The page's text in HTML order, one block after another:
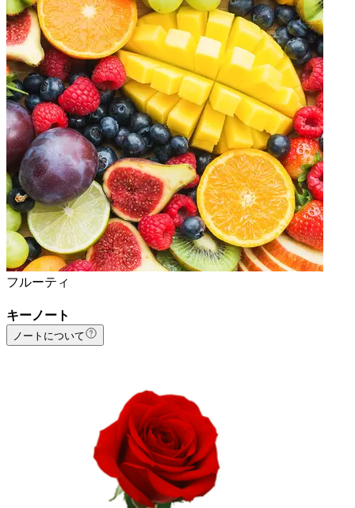
フルーティ
キーノート
ノートについて